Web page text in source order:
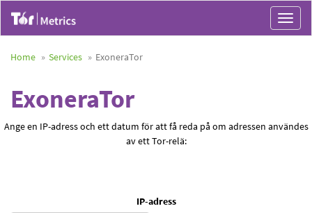
Toggle
Home
Services ExoneraTor
ExoneraTor
Ange en IP-adress och ett datum för att få reda på om adressen användes
av ett Tor-relä:
IP-adress